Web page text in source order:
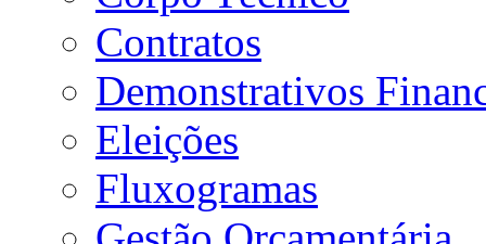
Contratos
Demonstrativos
Eleições
Fluxogramas